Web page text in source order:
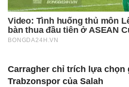
Carragher chỉ trích lựa chọn
Trabzonspor của Salah